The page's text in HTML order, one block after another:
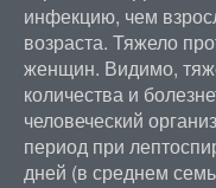
инфекцию, чем
возраста. Тяжело
женщин. Видимо,
количества и
человеческий
период при
дней (в среднем